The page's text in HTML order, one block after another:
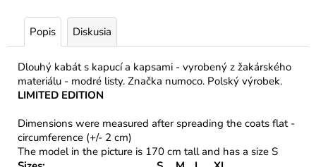
Popis Diskusia
Dlouhý kabát s kapucí a kapsami - vyrobený z žakárského
materiálu - modré listy. Značka numoco. Polský výrobek.
LIMITED EDITION
Dimensions were measured after spreading the coats flat -
circumference (+/- 2 cm)
The model in the picture is 170 cm tall and has a size S